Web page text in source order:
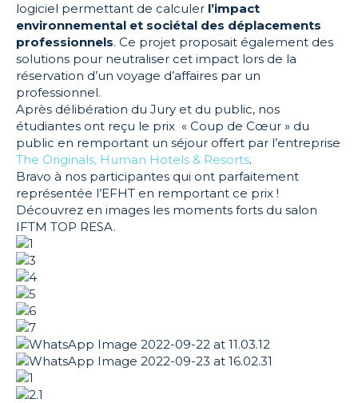
logiciel permettant de calculer l’impact
environnemental et sociétal des déplacements
professionnels. Ce projet proposait également des
solutions pour neutraliser cet impact lors de la
réservation d’un voyage d’affaires par un
professionnel.
Après délibération du Jury et du public, nos
étudiantes ont reçu le prix « Coup de Cœur » du
public en remportant un séjour offert par l’entreprise
The Originals, Human Hotels & Resorts.
Bravo à nos participantes qui ont parfaitement
représentée l’EFHT en remportant ce prix !
Découvrez en images les moments forts du salon
IFTM TOP RESA.